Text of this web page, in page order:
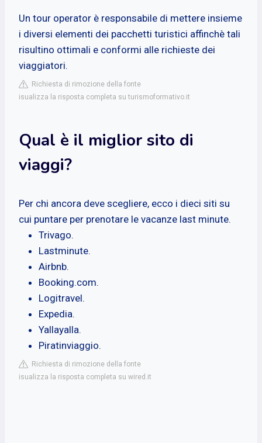
Un tour operator è responsabile di mettere insieme
i diversi elementi dei pacchetti turistici affinchè tali
risultino ottimali e conformi alle richieste dei
viaggiatori.
Richiesta di rimozione della fonte
isualizza la risposta completa su turismoformativo.it
Qual è il miglior sito di
viaggi?
Per chi ancora deve scegliere, ecco i dieci siti su
cui puntare per prenotare le vacanze last minute.
Trivago.
Lastminute.
Airbnb.
Booking.com.
Logitravel.
Expedia.
Yallayalla.
Piratinviaggio.
Richiesta di rimozione della fonte
isualizza la risposta completa su wired.it